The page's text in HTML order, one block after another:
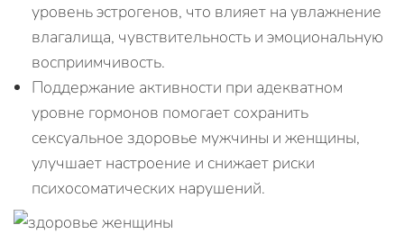
уровень эстрогенов, что влияет на увлажнение
влагалища, чувствительность и эмоциональную
восприимчивость.
Поддержание активности при адекватном
уровне гормонов помогает сохранить
сексуальное здоровье мужчины и женщины,
улучшает настроение и снижает риски
психосоматических нарушений.